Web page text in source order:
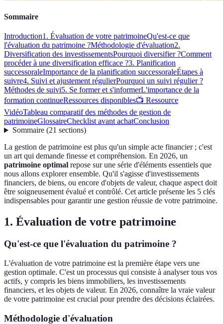
Sommaire
Introduction1. Évaluation de votre patrimoineQu'est-ce que
l'évaluation du patrimoine ?Méthodologie d'évaluation2.
Diversification des investissementsPourquoi diversifier ?Comment
procéder à une diversification efficace ?3. Planification
successoraleImportance de la planification successoraleÉtapes à
suivre4. Suivi et ajustement régulierPourquoi un suivi régulier ?
Méthodes de suivi5. Se former et s'informerL'importance de la
formation continueRessources disponibles📺 Ressource
VidéoTableau comparatif des méthodes de gestion de
patrimoineGlossaireChecklist avant achatConclusion
Sommaire(21 sections)
La gestion de patrimoine est plus qu'un simple acte financier ; c'est
un art qui demande finesse et compréhension. En 2026, un
patrimoine optimal repose sur une série d'éléments essentiels que
nous allons explorer ensemble. Qu'il s'agisse d'investissements
financiers, de biens, ou encore d'objets de valeur, chaque aspect doit
être soigneusement évalué et contrôlé. Cet article présente les 5 clés
indispensables pour garantir une gestion réussie de votre patrimoine.
1. Évaluation de votre patrimoine
Qu'est-ce que l'évaluation du patrimoine ?
L'évaluation de votre patrimoine est la première étape vers une
gestion optimale. C'est un processus qui consiste à analyser tous vos
actifs, y compris les biens immobiliers, les investissements
financiers, et les objets de valeur. En 2026, connaître la vraie valeur
de votre patrimoine est crucial pour prendre des décisions éclairées.
Méthodologie d'évaluation